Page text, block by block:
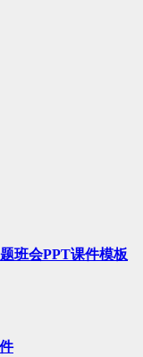
班会PPT课件模板